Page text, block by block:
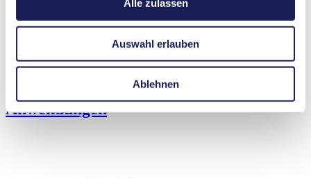
Alle zulassen
Auswahl erlauben
Ablehnen
Eigenschaften
Geringe Pulsation
Anwendungen